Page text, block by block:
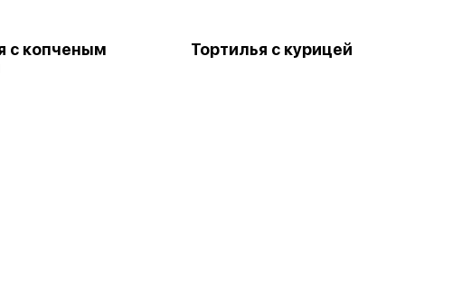
с копченым
Тортилья с курицей